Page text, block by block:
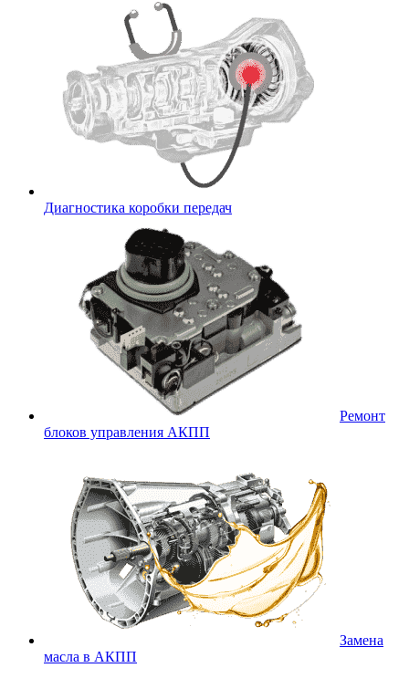
Диагностика коробки передач
Ремонт
блоков управления АКПП
Замена
масла в АКПП